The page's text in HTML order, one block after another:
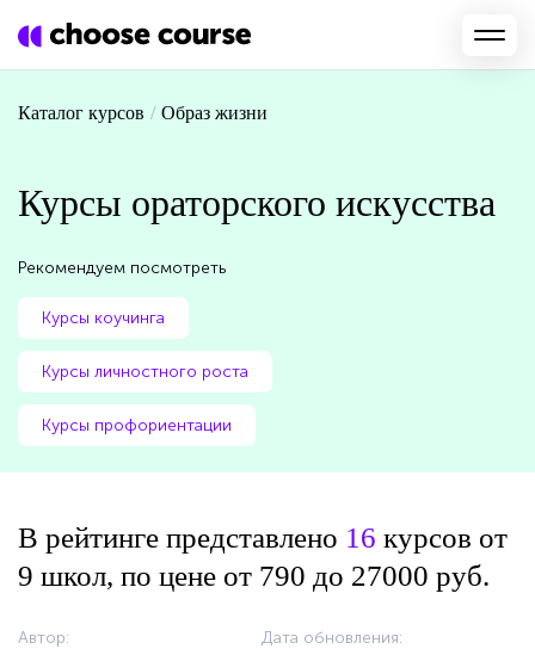
Каталог курсов / Образ жизни
Курсы ораторского искусства
Рекомендуем посмотреть
Курсы коучинга
Курсы личностного роста
Курсы профориентации
В рейтинге представлено 16 курсов от
9 школ, по цене от 790 до 27000 руб.
Дата обновления:
Автор: